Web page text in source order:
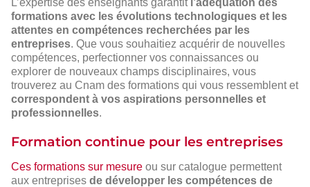
formations avec les évolutions technologiques et les
attentes en compétences recherchées par les
entreprises. Que vous souhaitiez acquérir de nouvelles
compétences, perfectionner vos connaissances ou
explorer de nouveaux champs disciplinaires, vous
trouverez au Cnam des formations qui vous ressemblent et
correspondent à vos aspirations personnelles et
professionnelles.
Formation continue pour les entreprises
Ces formations sur mesure ou sur catalogue permettent
aux entreprises de développer les compétences de